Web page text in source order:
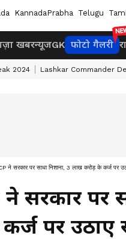
KannadaPrabha Telugu
खबरन्यूजGK फोटो गैलरी
2024 Lashkar Commander
ने सरकार पर साधा निशाना, 3 लाख करोड़ के कर्ज पर
सरकार पर
पर उठाए